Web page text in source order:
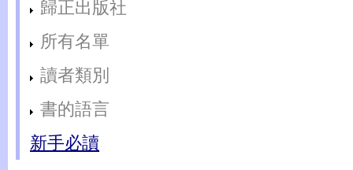
歸正出版社
所有名單
讀者類別
書的語言
新手必讀